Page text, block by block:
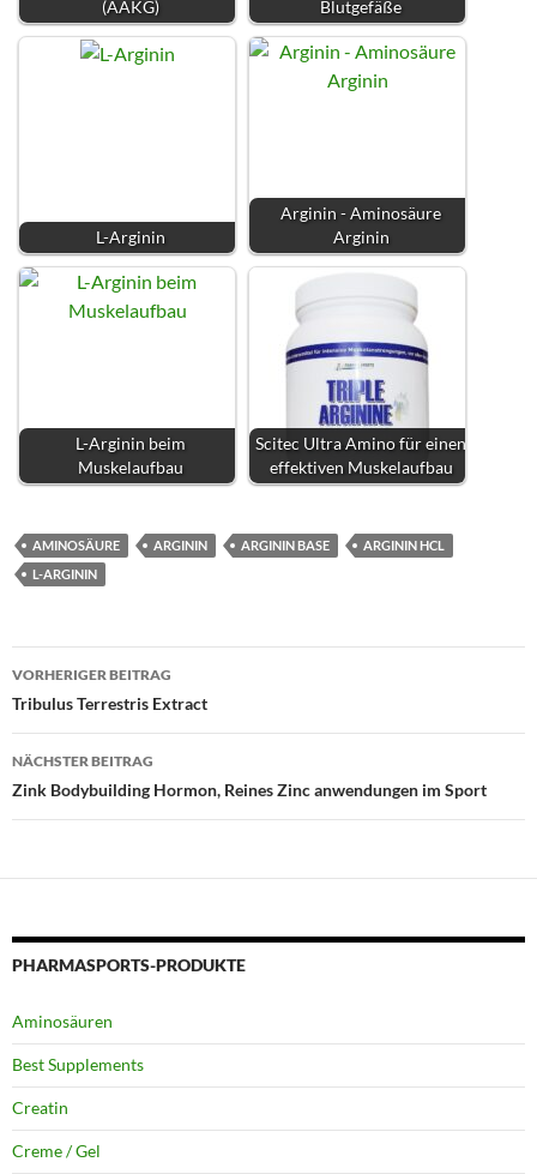
(AAKG) Blutgefäße
L-Arginin
Arginin - Aminosäure
Arginin
L-Arginin beim
Muskelaufbau
Scitec Ultra Amino für einen
effektiven Muskelaufbau
AMINOSÄURE ARGININ ARGININ BASE
ARGININ HCL
L-ARGININ
Beitragsnavigation
VORHERIGER BEITRAG
Tribulus Terrestris Extract
NÄCHSTER BEITRAG
Zink Bodybuilding Hormon, Reines Zinc anwendungen im Sport
PHARMASPORTS-PRODUKTE
Aminosäuren
Best Supplements
Creatin
Creme / Gel